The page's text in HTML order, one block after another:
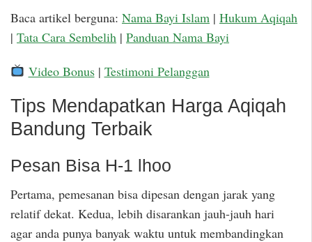
Baca artikel berguna: Nama Bayi Islam | Hukum Aqiqah
| Tata Cara Sembelih | Panduan Nama Bayi
Video Bonus| Testimoni Pelanggan
Tips Mendapatkan Harga Aqiqah
Bandung Terbaik
Pesan Bisa H-1 lhoo
Pertama, pemesanan bisa dipesan dengan jarak yang
relatif dekat. Kedua, lebih disarankan jauh-jauh hari
agar anda punya banyak waktu untuk membandingkan